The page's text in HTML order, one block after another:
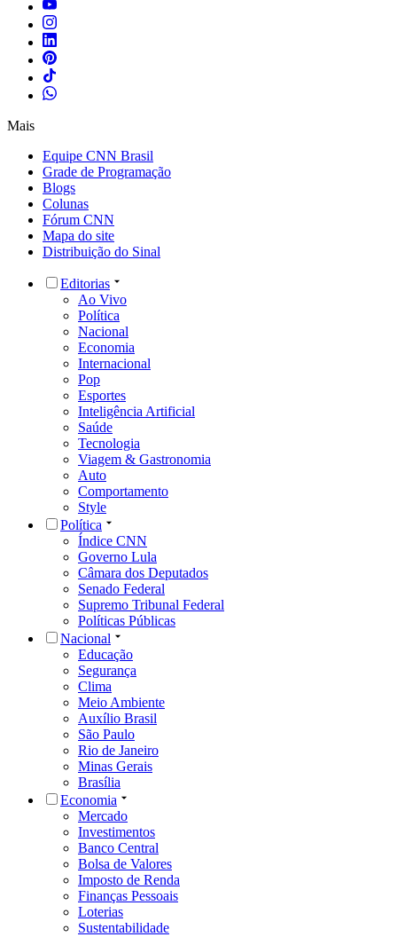
Mais
Equipe CNN Brasil
Grade de Programação
Blogs
Colunas
Fórum CNN
Mapa do site
Distribuição do Sinal
Editorias
Ao Vivo
Política
Nacional
Economia
Internacional
Pop
Esportes
Inteligência Artificial
Saúde
Tecnologia
Viagem & Gastronomia
Auto
Comportamento
Style
Política
Índice CNN
Governo Lula
Câmara dos Deputados
Senado Federal
Supremo Tribunal Federal
Políticas Públicas
Nacional
Educação
Segurança
Clima
Meio Ambiente
Auxílio Brasil
São Paulo
Rio de Janeiro
Minas Gerais
Brasília
Economia
Mercado
Investimentos
Banco Central
Bolsa de Valores
Imposto de Renda
Finanças Pessoais
Loterias
Sustentabilidade